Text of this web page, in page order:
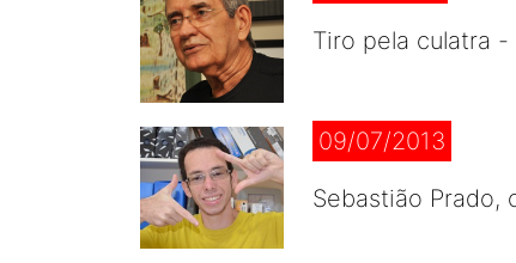
Tiro pela culatra
09/07/2013
Sebastião Prado,